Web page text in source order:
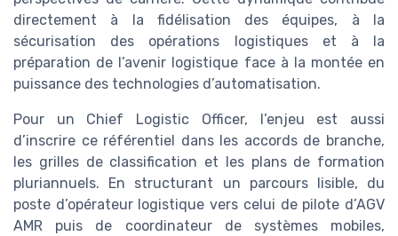
directement à la fidélisation des équipes, à la
sécurisation des opérations logistiques et à la
préparation de l’avenir logistique face à la montée en
puissance des technologies d’automatisation.
Pour un Chief Logistic Officer, l’enjeu est aussi
d’inscrire ce référentiel dans les accords de branche,
les grilles de classification et les plans de formation
pluriannuels. En structurant un parcours lisible, du
poste d’opérateur logistique vers celui de pilote d’AGV
AMR puis de coordinateur de systèmes mobiles,